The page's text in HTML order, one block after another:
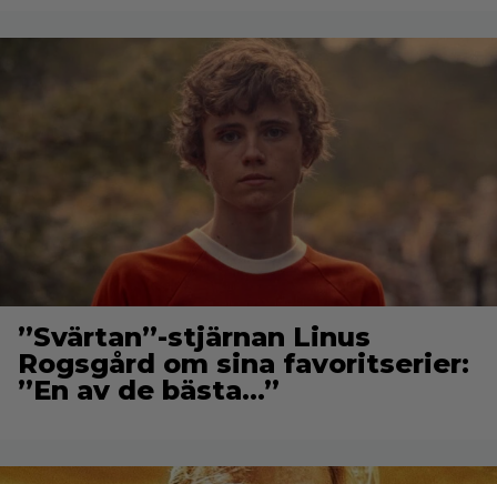
”Svärtan”-stjärnan Linus
Rogsgård om sina favoritserier:
”En av de bästa…”